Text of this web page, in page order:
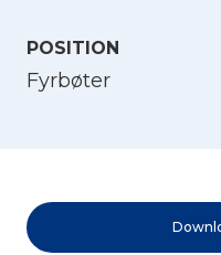
POSITION
Fyrbøter
Select Language